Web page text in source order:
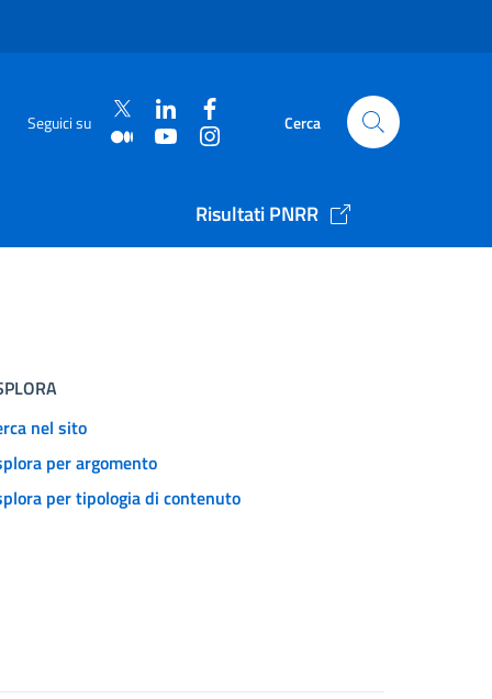
Seguici su Cerca
Risultati PNRR
nel sito
per argomento
per tipologia di contenuto